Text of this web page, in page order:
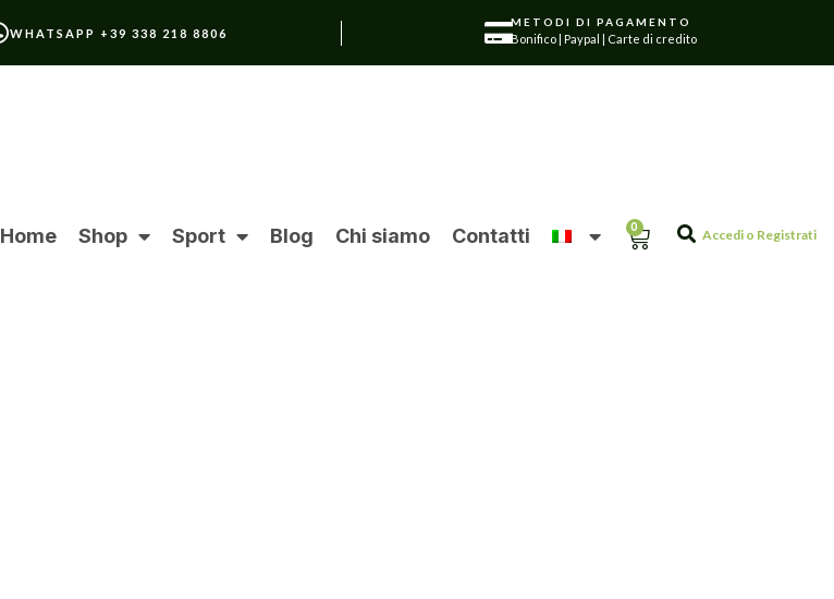
WHATSAPP +39 338 218 8806
METODI DI PAGAMENTO
Bonifico | Paypal | Carte di credito
Home Shop Sport Blog Chi siamo Contatti 0 Accedi o Registrati